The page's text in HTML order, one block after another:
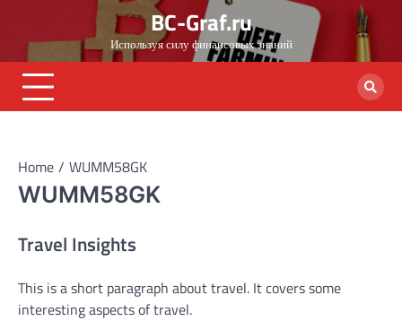
content
BC-Graf.ru
Используя силу финансовых знаний
Home WUMM58GK
WUMM58GK
Travel Insights
This is a short paragraph about travel. It covers some
interesting aspects of travel.